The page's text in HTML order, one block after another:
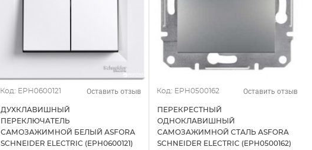
Код: EPH0600121 Оставить отзыв
ДУХКЛАВИШНЫЙ
ПЕРЕКЛЮЧАТЕЛЬ
САМОЗАЖИМНОЙ БЕЛЫЙ ASFORA
SCHNEIDER ELECTRIC (EPH0600121)
Код: EPH0500162 Оставить отзыв
ПЕРЕКРЕСТНЫЙ
ОДНОКЛАВИШНЫЙ
САМОЗАЖИМНОЙ СТАЛЬ ASFORA
SCHNEIDER ELECTRIC (EPH0500162)